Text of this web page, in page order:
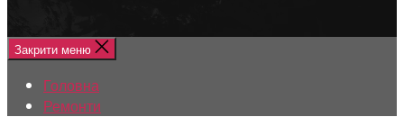
Закрити меню
Головна
Ремонти